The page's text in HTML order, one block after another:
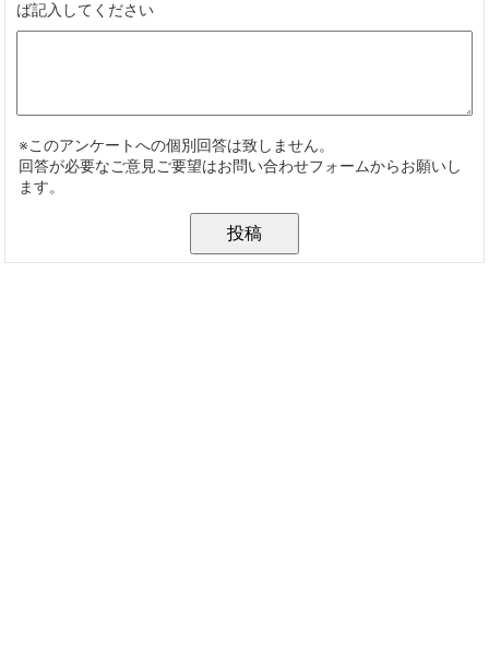
ば記入してください
※このアンケートへの個別回答は致しません。
回答が必要なご意見ご要望はお問い合わせフォームからお願いし
ます。